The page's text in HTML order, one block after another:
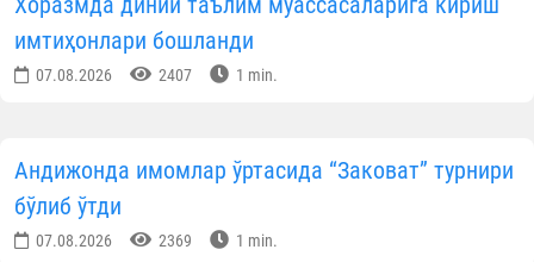
имтиҳонлари бошланди
07.08.2026 2407 1 min.
Андижонда имомлар ўртасида “Заковат” турнири
бўлиб ўтди
07.08.2026 2369 1 min.